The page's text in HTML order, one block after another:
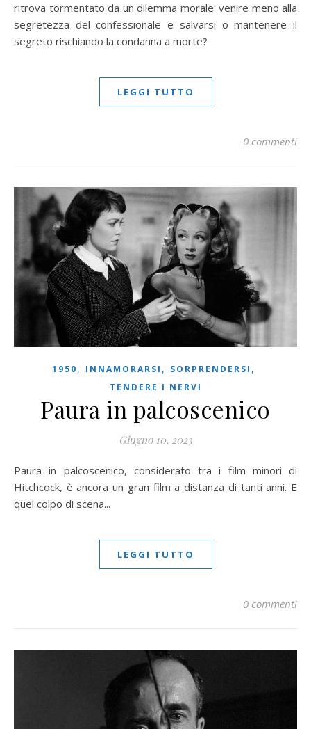
ritrova tormentato da un dilemma morale: venire meno alla
segretezza del confessionale e salvarsi o mantenere il
segreto rischiando la condanna a morte?
LEGGI TUTTO
0 commenti
1950, INNAMORARSI , SORPRENDERSI ,
TENDERE I NERVI
Paura in palcoscenico
Giugno 10, 2023
Paura in palcoscenico, considerato tra i film minori di
Hitchcock, è ancora un gran film a distanza di tanti anni. E
quel colpo di scena...
LEGGI TUTTO
0 commenti